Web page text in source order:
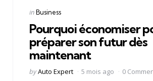
Categories
Posted
inBusiness
Pourquoi économiser
préparer son futur dès
maintenant
Posted
byAuto Expert 5 mois ago 0